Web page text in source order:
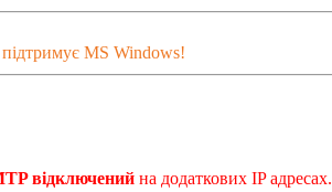
MS Windows!
відключений на додаткових IP адресах.